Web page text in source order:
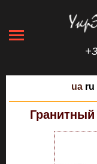
ua ru